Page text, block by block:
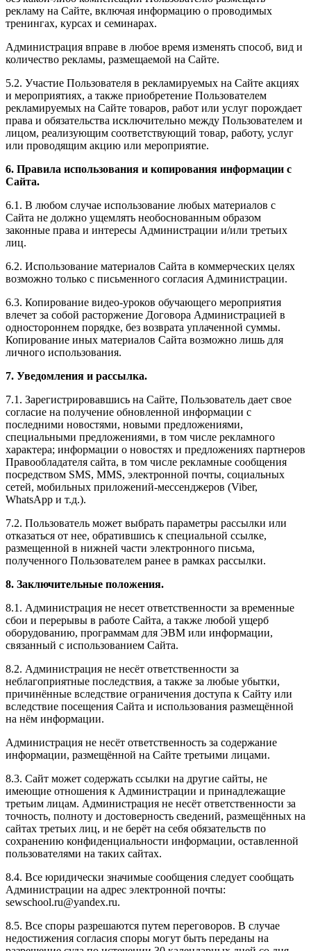
рекламу на Сайте, включая информацию о проводимых
тренингах, курсах и семинарах.
Администрация вправе в любое время изменять способ, вид и
количество рекламы, размещаемой на Сайте.
5.2. Участие Пользователя в рекламируемых на Сайте акциях
и мероприятиях, а также приобретение Пользователем
рекламируемых на Сайте товаров, работ или услуг порождает
права и обязательства исключительно между Пользователем и
лицом, реализующим соответствующий товар, работу, услуг
или проводящим акцию или мероприятие.
6. Правила использования и копирования информации с
Сайта.
6.1. В любом случае использование любых материалов с
Сайта не должно ущемлять необоснованным образом
законные права и интересы Администрации и/или третьих
лиц.
6.2. Использование материалов Сайта в коммерческих целях
возможно только с письменного согласия Администрации.
6.3. Копирование видео-уроков обучающего мероприятия
влечет за собой расторжение Договора Администрацией в
одностороннем порядке, без возврата уплаченной суммы.
Копирование иных материалов Сайта возможно лишь для
личного использования.
7. Уведомления и рассылка.
7.1. Зарегистрировавшись на Сайте, Пользователь дает свое
согласие на получение обновленной информации с
последними новостями, новыми предложениями,
специальными предложениями, в том числе рекламного
характера; информации о новостях и предложениях партнеров
Правообладателя сайта, в том числе рекламные сообщения
посредством SMS, MMS, электронной почты, социальных
сетей, мобильных приложений-мессенджеров (Viber,
WhatsApp и т.д.).
7.2. Пользователь может выбрать параметры рассылки или
отказаться от нее, обратившись к специальной ссылке,
размещенной в нижней части электронного письма,
полученного Пользователем ранее в рамках рассылки.
8. Заключительные положения.
8.1. Администрация не несет ответственности за временные
сбои и перерывы в работе Сайта, а также любой ущерб
оборудованию, программам для ЭВМ или информации,
связанный с использованием Сайта.
8.2. Администрация не несёт ответственности за
неблагоприятные последствия, а также за любые убытки,
причинённые вследствие ограничения доступа к Сайту или
вследствие посещения Сайта и использования размещённой
на нём информации.
Администрация не несёт ответственность за содержание
информации, размещённой на Сайте третьими лицами.
8.3. Сайт может содержать ссылки на другие сайты, не
имеющие отношения к Администрации и принадлежащие
третьим лицам. Администрация не несёт ответственности за
точность, полноту и достоверность сведений, размещённых на
сайтах третьих лиц, и не берёт на себя обязательств по
сохранению конфиденциальности информации, оставленной
пользователями на таких сайтах.
8.4. Все юридически значимые сообщения следует сообщать
Администрации на адрес электронной почты:
sewschool.ru@yandex.ru.
8.5. Все споры разрешаются путем переговоров. В случае
недостижения согласия споры могут быть переданы на